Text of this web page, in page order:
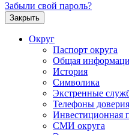
Забыли свой пароль?
Закрыть
Округ
Паспорт округа
Общая
История
Символика
Экстренные
Телефоны доверия
Инвестиционная
СМИ округа